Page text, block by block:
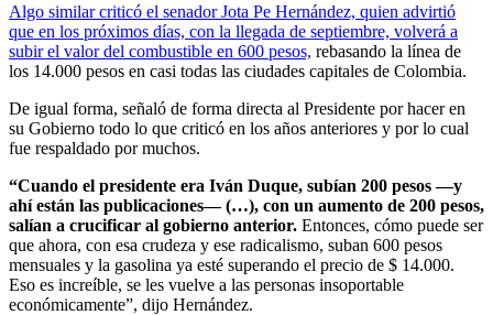
Algo similar criticó el senador Jota Pe Hernández, quien advirtió
que en los próximos días, con la llegada de septiembre, volverá a
subir el valor del combustible en 600 pesos, rebasando la línea de
los 14.000 pesos en casi todas las ciudades capitales de Colombia.
De igual forma, señaló de forma directa al Presidente por hacer en
su Gobierno todo lo que criticó en los años anteriores y por lo cual
fue respaldado por muchos.
“Cuando el presidente era Iván Duque, subían 200 pesos —y
ahí están las publicaciones— (…), con un aumento de 200 pesos,
salían a crucificar al gobierno anterior. Entonces, cómo puede ser
que ahora, con esa crudeza y ese radicalismo, suban 600 pesos
mensuales y la gasolina ya esté superando el precio de $ 14.000.
Eso es increíble, se les vuelve a las personas insoportable
económicamente”, dijo Hernández.